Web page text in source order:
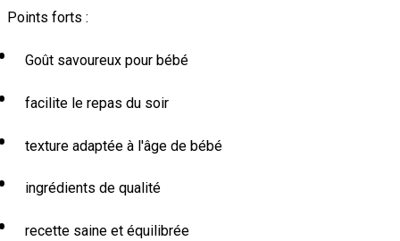
Points forts :
Goût savoureux pour bébé
facilite le repas du soir
texture adaptée à l'âge de bébé
ingrédients de qualité
recette saine et équilibrée